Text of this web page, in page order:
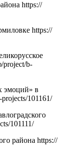
https://
https://
project/b-
эмоций» в
101161/
101111/
района https://